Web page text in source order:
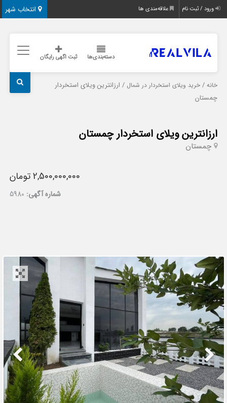
انتخاب شهر ورود / ثبت نام علاقه‌مندی ها
دسته‌بندی‌ها ثبت اگهی رایگان
خانه /خرید ویلای استخردار در شمال / ارزانترین ویلای استخردار
چمستان
ارزانترین ویلای استخردار چمستان
چمستان
2,500,000,000 تومان
شماره آگهی: 5980